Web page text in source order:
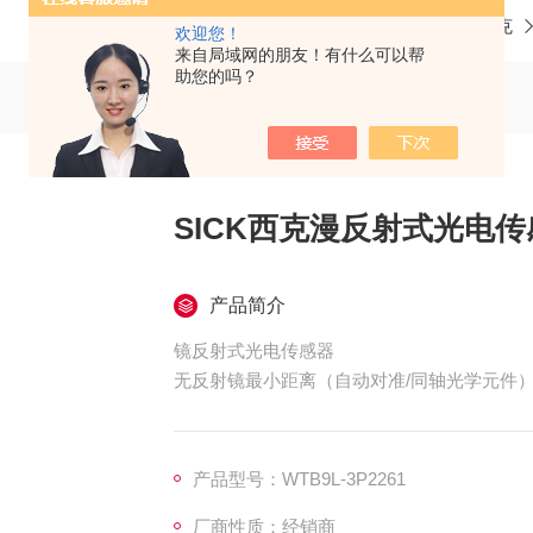
欢迎您！
来自局域网的朋友！有什么可以帮
助您的吗？
当前位置： SICK/西克
SICK西克漫反射式光电传
产品简介
镜反射式光电传感器
无反射镜最小距离（自动对准/同轴光学元件
产品型号：WTB9L-3P2261
厂商性质：经销商